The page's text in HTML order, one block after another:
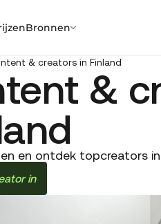
Bronnen
& creators in Finland
&
en ontdek topcreators in
in